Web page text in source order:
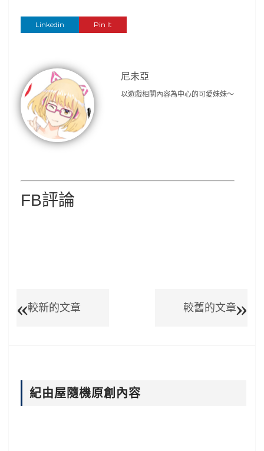
Linkedin Pin It
尼未亞
以遊戲相關內容為中心的可愛妹妹～
FB評論
較新的文章 較舊的文章
紀由屋隨機原創內容